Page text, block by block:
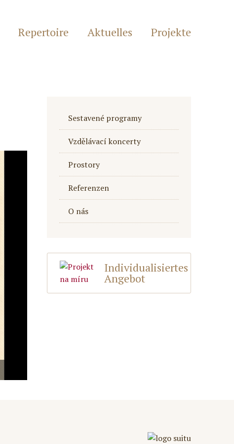
Repertoire Aktuelles Projekte
Sestavené programy
Vzdělávací koncerty
Prostory
Referenzen
O nás
Individualisiertes
Angebot